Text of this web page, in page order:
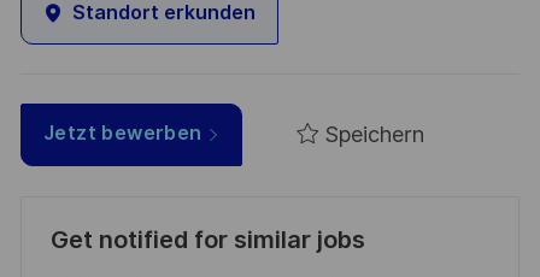
Standort erkunden
Jetzt bewerben Speichern
Get notified for similar jobs